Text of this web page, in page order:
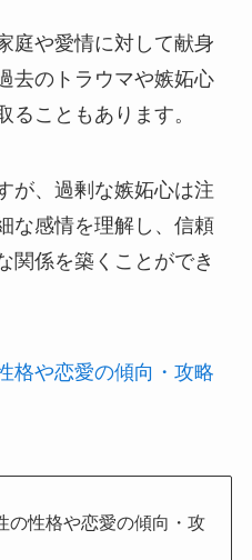
庭や愛情に対して献身
去のトラウマや嫉妬心
ることもあります。
が、過剰な嫉妬心は注
な感情を理解し、信頼
関係を築くことができ
格や恋愛の傾向・攻略
の性格や恋愛の傾向・攻